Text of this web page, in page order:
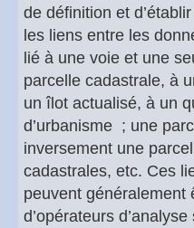
de définition et
les liens entre les
lié à une voie et une
parcelle cadastrale, à
un îlot actualisé, à un
d’urbanisme ; une
inversement une
cadastrales, etc. Ces
peuvent généralement
d’opérateurs